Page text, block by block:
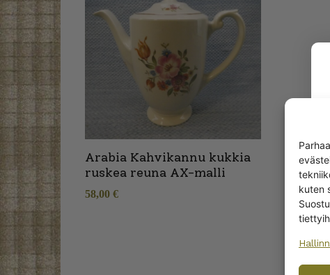
kuten
Arabia Kahvikannu kukkia
ruskea reuna AX-malli
58,00 €